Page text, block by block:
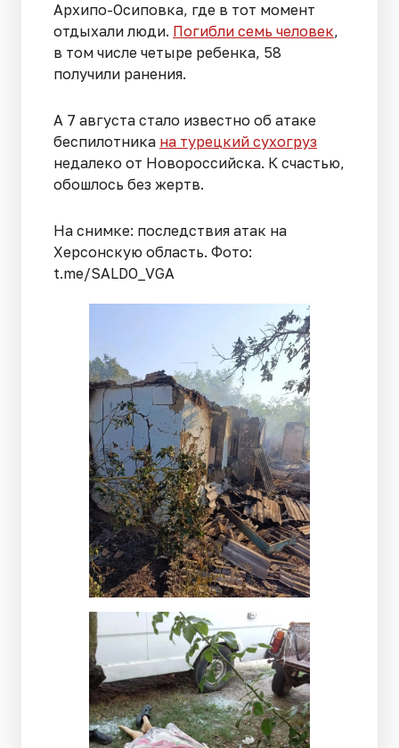
Архипо-Осиповка, где в тот момент
отдыхали люди. Погибли семь человек,
в том числе четыре ребенка, 58
получили ранения.
А 7 августа стало известно об атаке
беспилотника на турецкий сухогруз
недалеко от Новороссийска. К счастью,
обошлось без жертв.
На снимке: последствия атак на
Херсонскую область. Фото:
t.me/SALDO_VGA